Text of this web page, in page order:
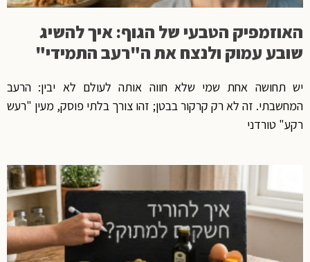
האוזמפיק הטבעי של הגוף: איך להשיג
שובע עמוק ולנצח את ה"רעב התמידי"
יש תחושה אחת שמי שלא חווה אותה לעולם לא יבין: הרעב
המחשבתי. זה לא רק קרקור בבטן; זהו צורך בלתי פוסק, מעין "רעש
רקע" טורדני